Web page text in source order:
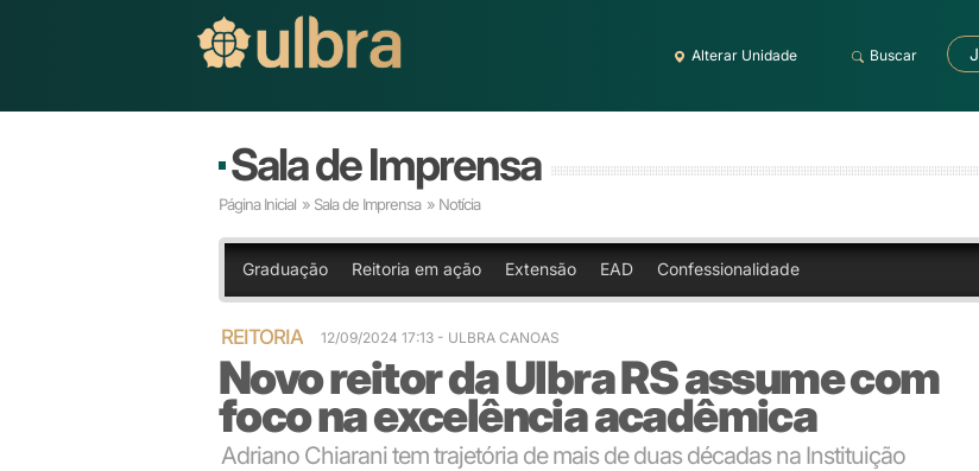
Alterar Unidade Buscar
Sala de Imprensa
Página Inicial » Sala de Imprensa » Notícia
Graduação Reitoria em ação Extensão EAD Confessionalidade
REITORIA 12/09/2024 17:13 - ULBRA CANOAS
Novo reitor da Ulbra RS assume com
foco na excelência acadêmica
Adriano Chiarani tem trajetória de mais de duas décadas na Instituição